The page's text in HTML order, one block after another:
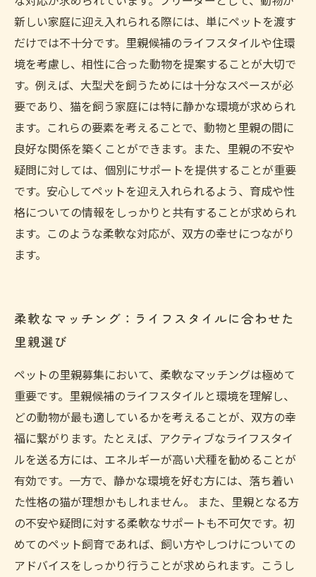
新しい家庭に迎え入れられる際には、単にペットを渡す
だけでは不十分です。里親候補のライフスタイルや住環
境を考慮し、相性に合った動物を提案することが大切で
す。例えば、大型犬を飼うためには十分なスペースが必
要であり、猫を飼う家庭には特に静かな環境が求められ
ます。これらの要素を考えることで、動物と里親の間に
良好な関係を築くことができます。また、里親の不安や
疑問に対しては、個別にサポートを提供することが重要
です。安心してペットを迎え入れられるよう、育成や性
格についての情報をしっかりと共有することが求められ
ます。このような柔軟な対応が、双方の幸せにつながり
ます。
柔軟なマッチング：ライフスタイルに合わせた
里親選び
ペットの里親募集において、柔軟なマッチングは極めて
重要です。里親候補のライフスタイルと環境を理解し、
どの動物が最も適しているかを考えることが、双方の幸
福に繋がります。たとえば、アクティブなライフスタイ
ルを送る方には、エネルギーが高い犬種を勧めることが
有効です。一方で、静かな環境を好む方には、落ち着い
た性格の猫が理想かもしれません。 また、里親となる方
の不安や疑問に対する柔軟なサポートも不可欠です。初
めてのペット飼育であれば、飼い方やしつけについての
アドバイスをしっかり行うことが求められます。こうし